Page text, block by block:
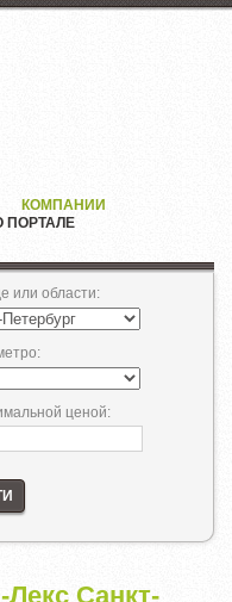
КОМПАНИИ
ПОРТАЛЕ
или области:
:
ценой:
Санкт-